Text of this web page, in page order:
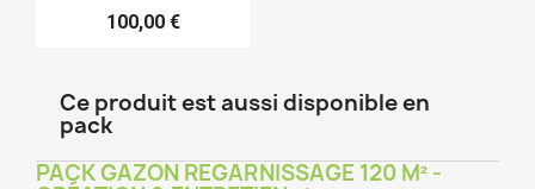
100,00 €
Ce produit est aussi disponible en
pack
PACK GAZON REGARNISSAGE 120 M² -